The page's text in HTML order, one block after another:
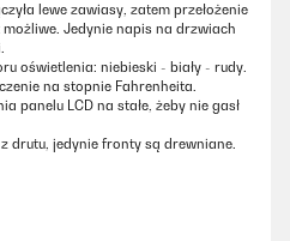
lewe zawiasy, zatem przełożenie
Jedynie napis na drzwiach
oświetlenia: niebieski - biały - rudy.
na stopnie Fahrenheita.
panelu LCD na stałe, żeby nie gasł
drutu, jedynie fronty są drewniane.